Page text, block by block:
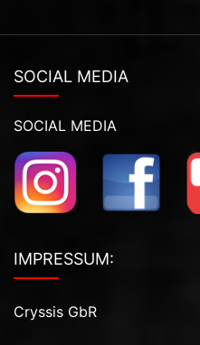
SOCIAL MEDIA
SOCIAL MEDIA
IMPRESSUM:
Cryssis GbR